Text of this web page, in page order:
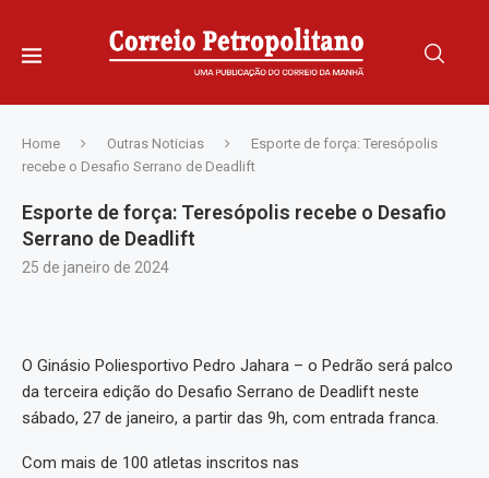
Home Outras Noticias
Esporte de força: Teresópolis
recebe o Desafio Serrano de Deadlift
Esporte de força: Teresópolis recebe o Desafio
Serrano de Deadlift
25 de janeiro de 2024
O Ginásio Poliesportivo Pedro Jahara – o Pedrão será palco
da terceira edição do Desafio Serrano de Deadlift neste
sábado, 27 de janeiro, a partir das 9h, com entrada franca.
Com mais de 100 atletas inscritos nas